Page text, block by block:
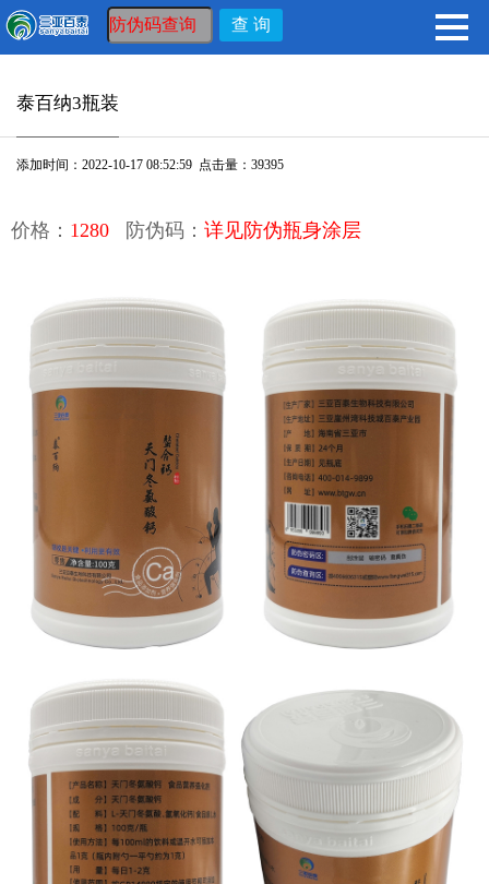
泰百纳3瓶装
添加时间：2022-10-17 08:52:59 点击量：39395
价格： 1280 防伪码： 详见防伪瓶身涂层